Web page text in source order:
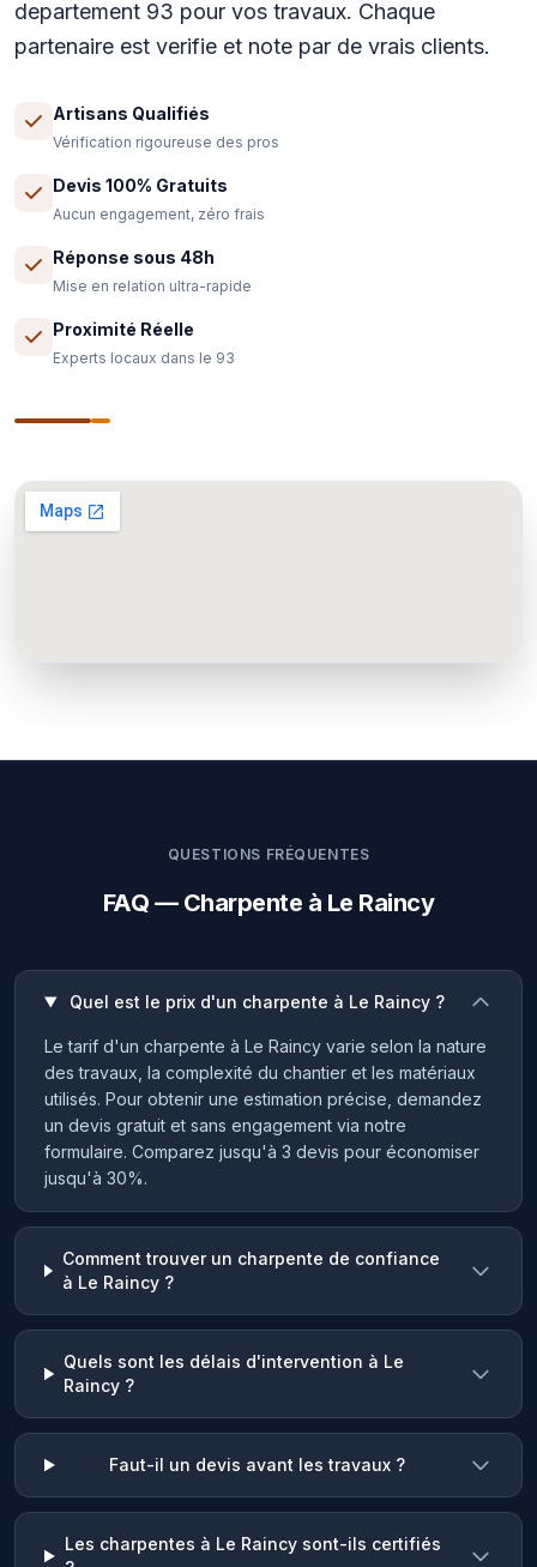
departement 93 pour vos travaux. Chaque
partenaire est verifie et note par de vrais clients.
Artisans Qualifiés
Vérification rigoureuse des pros
Devis 100% Gratuits
Aucun engagement, zéro frais
Réponse sous 48h
Mise en relation ultra-rapide
Proximité Réelle
Experts locaux dans le 93
QUESTIONS FRÉQUENTES
FAQ — Charpente à Le Raincy
Quel est le prix d'un charpente à Le Raincy ?
Le tarif d'un charpente à Le Raincy varie selon la nature
des travaux, la complexité du chantier et les matériaux
utilisés. Pour obtenir une estimation précise, demandez
un devis gratuit et sans engagement via notre
formulaire. Comparez jusqu'à 3 devis pour économiser
jusqu'à 30%.
Comment trouver un charpente de confiance
à Le Raincy ?
Quels sont les délais d'intervention à Le
Raincy ?
Faut-il un devis avant les travaux ?
Les charpentes à Le Raincy sont-ils certifiés